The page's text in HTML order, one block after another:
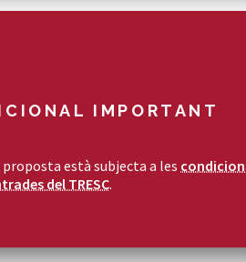
IMPORTANT
està subjecta a les
del TRESC.